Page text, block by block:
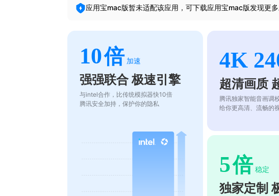
应用宝mac版暂未适配该应用，可下载应用宝mac版发现更
10倍 加速
强强联合 极速引擎
与intel合作，比传统模拟器快10倍
腾讯安全加持，保护你的隐私
4K
超清画质
腾讯独家智能音画调
给你更高清、流畅的
5倍 稳定
独家定制